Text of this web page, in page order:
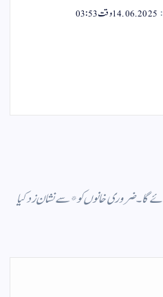
14.06.2025 وقت 03:53
گا۔ضروری خانوں کو*سے نشان زد کیا